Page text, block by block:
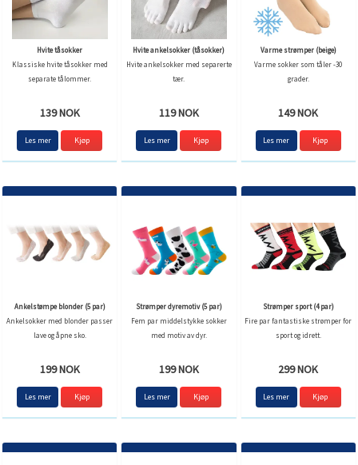
Hvite tåsokker
Klassiske hvite tåsokker med
separate tålommer.
139 NOK
Les mer Kjøp
Hvite ankelsokker (tåsokker)
Hvite ankelsokker med separerte
tær.
119 NOK
Les mer Kjøp
Varme strømper (beige)
Varme sokker som tåler -30
grader.
149 NOK
Les mer
Ankelstømpe blonder (5 par)
Ankelsokker med blonder passer
lave og åpne sko.
199 NOK
Les mer
Strømper dyremotiv (5 par)
Fem par middelstykke sokker
med motiv av dyr.
199 NOK
Les mer
Strømper sport (4 par)
Fire par fantastiske strømper for
sport og idrett.
299 NOK
Les mer